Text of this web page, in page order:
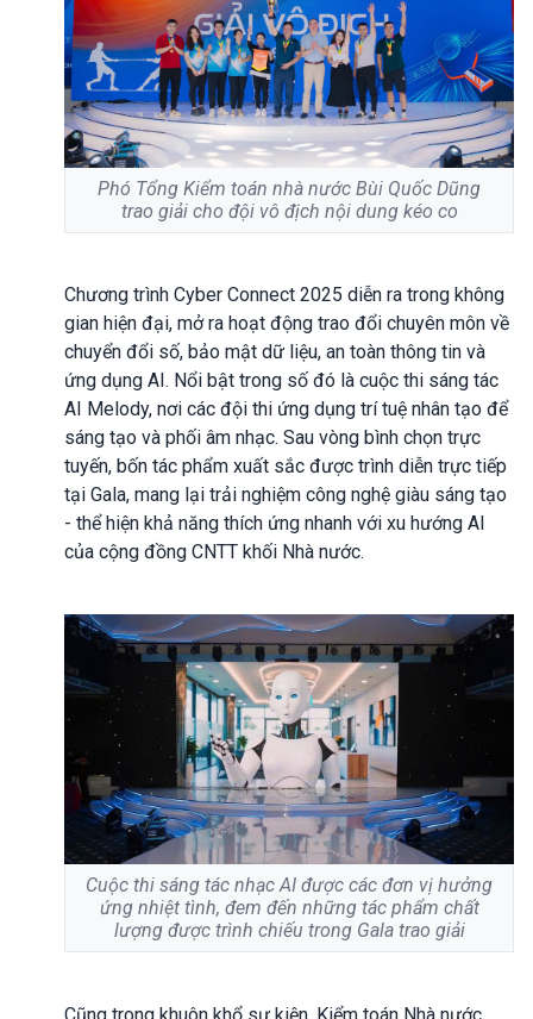
Phó Tổng Kiểm toán nhà nước Bùi Quốc Dũng
trao giải cho đội vô địch nội dung kéo co
Chương trình Cyber Connect 2025 diễn ra trong không
gian hiện đại, mở ra hoạt động trao đổi chuyên môn về
chuyển đổi số, bảo mật dữ liệu, an toàn thông tin và
ứng dụng AI. Nổi bật trong số đó là cuộc thi sáng tác
AI Melody, nơi các đội thi ứng dụng trí tuệ nhân tạo để
sáng tạo và phối âm nhạc. Sau vòng bình chọn trực
tuyến, bốn tác phẩm xuất sắc được trình diễn trực tiếp
tại Gala, mang lại trải nghiệm công nghệ giàu sáng tạo
- thể hiện khả năng thích ứng nhanh với xu hướng AI
của cộng đồng CNTT khối Nhà nước.
Cuộc thi sáng tác nhạc AI được các đơn vị hưởng
ứng nhiệt tình, đem đến những tác phẩm chất
lượng được trình chiếu trong Gala trao giải
Cũng trong khuôn khổ sự kiện, Kiểm toán Nhà nước